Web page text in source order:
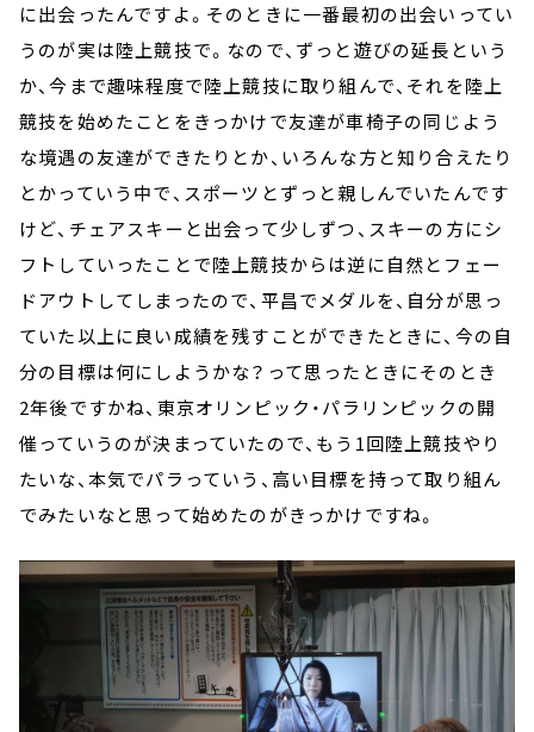
に出会ったんですよ。そのときに一番最初の出会いってい
うのが実は陸上競技で。なので、ずっと遊びの延長という
か、今まで趣味程度で陸上競技に取り組んで、それを陸上
競技を始めたことをきっかけで友達が車椅子の同じよう
な境遇の友達ができたりとか、いろんな方と知り合えたり
とかっていう中で、スポーツとずっと親しんでいたんです
けど、チェアスキーと出会って少しずつ、スキーの方にシ
フトしていったことで陸上競技からは逆に自然とフェー
ドアウトしてしまったので、平昌でメダルを、自分が思っ
ていた以上に良い成績を残すことができたときに、今の自
分の目標は何にしようかな？って思ったときにそのとき
2年後ですかね、東京オリンピック・パラリンピックの開
催っていうのが決まっていたので、もう1回陸上競技やり
たいな、本気でパラっていう、高い目標を持って取り組ん
でみたいなと思って始めたのがきっかけですね。